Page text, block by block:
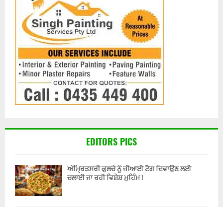
EDITORS PICS
ਅੰਮ੍ਰਿਤਸਰੀ ਕੁਲਚੇ ਨੂੰ ਜੀਆਈ ਟੈਗ ਦਿਵਾਉਣ ਲਈ
ਚਲਾਈ ਜਾ ਰਹੀ ਵਿਸ਼ੇਸ਼ ਮੁਹਿੰਮ !